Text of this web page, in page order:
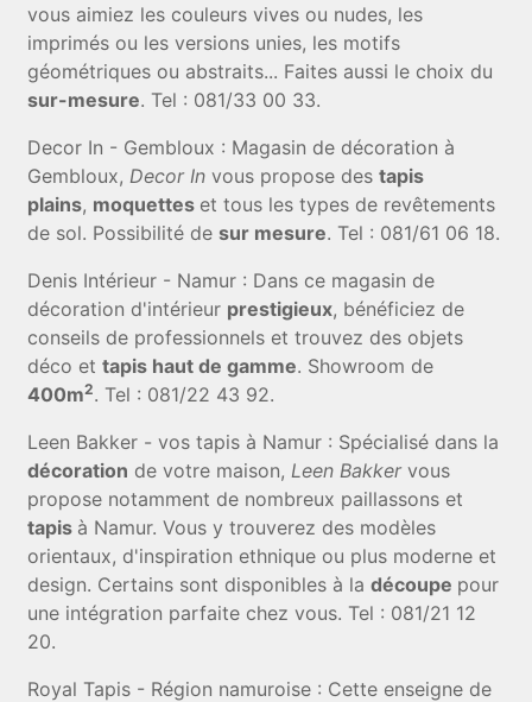
vous aimiez les couleurs vives ou nudes, les
imprimés ou les versions unies, les motifs
géométriques ou abstraits... Faites aussi le choix du
sur-mesure. Tel : 081/33 00 33.
Decor In - Gembloux : Magasin de décoration à
Gembloux, Decor In vous propose destapis
plains, moquettes et tous les types de revêtements
de sol. Possibilité desur mesure. Tel : 081/61 06 18.
Denis Intérieur - Namur : Dans ce magasin de
décoration d'intérieur prestigieux, bénéficiez de
conseils de professionnels et trouvez des objets
déco ettapis haut de gamme. Showroom de
400m2. Tel : 081/22 43 92.
Leen Bakker - vos tapis à Namur : Spécialisé dans la
décoration de votre maison, Leen Bakkervous
propose notamment de nombreux paillassons et
tapis à Namur. Vous y trouverez des modèles
orientaux, d'inspiration ethnique ou plus moderne et
design. Certains sont disponibles à ladécoupe pour
une intégration parfaite chez vous. Tel : 081/21 12
20.
Royal Tapis - Région namuroise : Cette enseigne de